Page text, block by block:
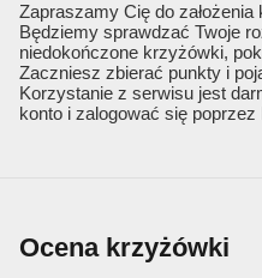
Zapraszamy Cię do założenia
Będziemy sprawdzać Twoje
niedokończone krzyżówki,
Zaczniesz zbierać punkty i
Korzystanie z serwisu jest
konto i zalogować się poprzez
Ocena krzyżówki